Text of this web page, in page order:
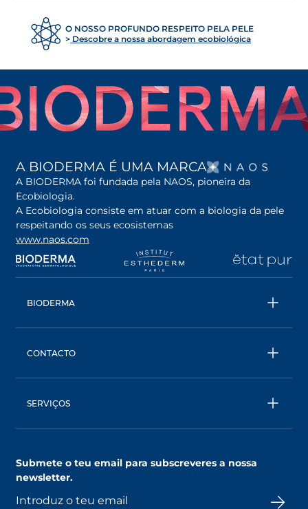
O NOSSO PROFUNDO RESPEITO PELA PELE
Descobre a nossa abordagem ecobiológica
A BIODERMA É UMA MARCA
A BIODERMA foi fundada pela NAOS, pioneira da
Ecobiologia.
A Ecobiologia consiste em atuar com a biologia da pele
respeitando os seus ecosistemas
www.naos.com
opens in a new tab opens in a new tab
BIODERMA
Água Micelar
BIODERMA: uma marca NAOS
CONTACTO
SERVIÇOS
AskNAOS, decifra as nossas fórmulas
Pontos de venda
Submete o teu email para subscreveres a nossa
newsletter.